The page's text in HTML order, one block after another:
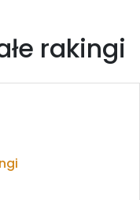
rakingi